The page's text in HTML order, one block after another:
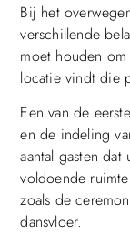
Bij het
verschillende
moet houden
locatie vindt die
Een van de
en de indeling
aantal gasten
voldoende
zoals de
dansvloer.